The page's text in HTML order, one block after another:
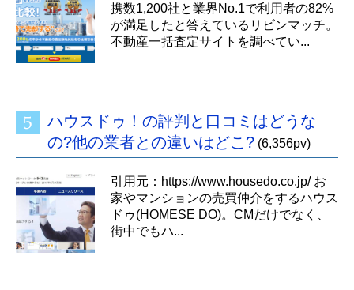
携数1,200社と業界No.1で利用者の82%
が満足したと答えているリビンマッチ。
不動産一括査定サイトを調べてい...
ハウスドゥ！の評判と口コミはどうな
の?他の業者との違いはどこ? (6,356pv)
引用元：https://www.housedo.co.jp/ お
家やマンションの売買仲介をするハウス
ドゥ(HOMESE DO)。CMだけでなく、
街中でもハ...